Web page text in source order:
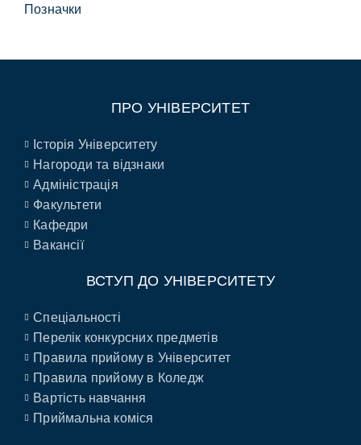
Позначки
ПРО УНІВЕРСИТЕТ
Історія Університету
Нагороди та відзнаки
Адміністрація
Факультети
Кафедри
Вакансії
ВСТУП ДО УНІВЕРСИТЕТУ
Спеціальності
Перелік конкурсних предметів
Правила прийому в Університет
Правила прийому в Коледж
Вартість навчання
Приймальна коміся